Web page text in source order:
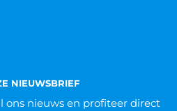
NIEUWSBRIEF
ons nieuws en profiteer direct